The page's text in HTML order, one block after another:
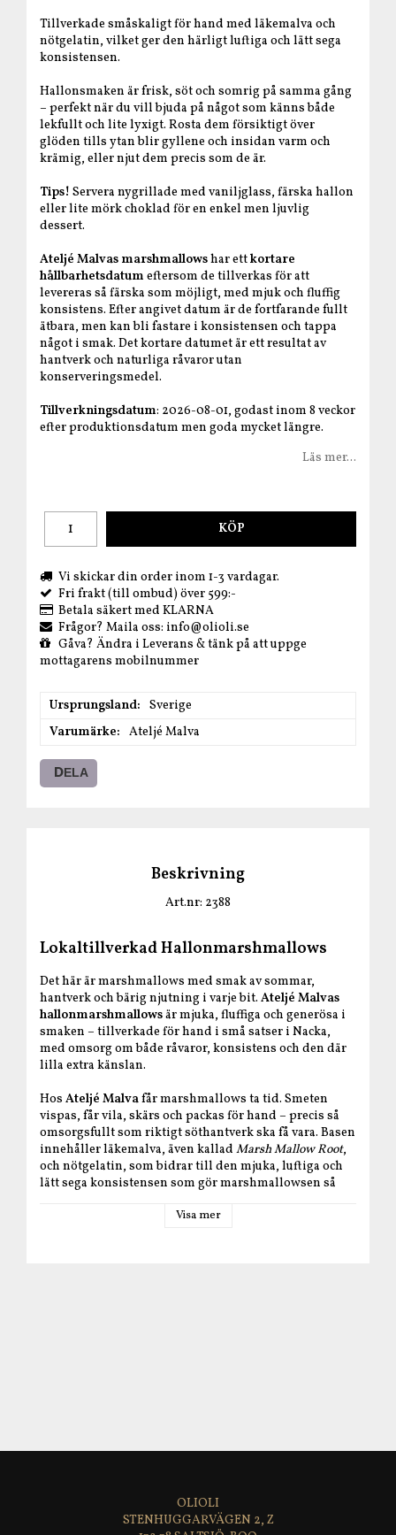
Tillverkade småskaligt för hand med läkemalva och
nötgelatin, vilket ger den härligt luftiga och lätt sega
konsistensen.
Hallonsmaken är frisk, söt och somrig på samma gång
– perfekt när du vill bjuda på något som känns både
lekfullt och lite lyxigt. Rosta dem försiktigt över
glöden tills ytan blir gyllene och insidan varm och
krämig, eller njut dem precis som de är.
Tips! Servera nygrillade med vaniljglass, färska hallon
eller lite mörk choklad för en enkel men ljuvlig
dessert.
Ateljé Malvas marshmallowshar ettkortare
hållbarhetsdatum eftersom de tillverkas för att
levereras så färska som möjligt, med mjuk och fluffig
konsistens. Efter angivet datum är de fortfarande fullt
ätbara, men kan bli fastare i konsistensen och tappa
något i smak. Det kortare datumet är ett resultat av
hantverk och naturliga råvaror utan
konserveringsmedel.
Tillverkningsdatum: 2026-08-01, godast inom 8 veckor
efter produktionsdatum men goda mycket längre.
Läs mer...
KÖP
Vi skickar din order inom 1-3 vardagar.
Fri frakt (till ombud) över 599:-
Betala säkert med KLARNA
Frågor? Maila oss: info@olioli.se
Gåva? Ändra i Leverans & tänk på att uppge
mottagarens mobilnummer
Ursprungsland
Sverige
Varumärke
Ateljé Malva
DELA
Beskrivning
Art.nr: 2388
Lokaltillverkad Hallonmarshmallows
Det här är marshmallows med smak av sommar,
hantverk och bärig njutning i varje bit. Ateljé Malvas
hallonmarshmallowsär mjuka, fluffiga och generösa i
smaken – tillverkade för hand i små satser i Nacka,
med omsorg om både råvaror, konsistens och den där
lilla extra känslan.
Hos Ateljé Malvafår marshmallows ta tid. Smeten
vispas, får vila, skärs och packas för hand – precis så
omsorgsfullt som riktigt söthantverk ska få vara. Basen
innehåller läkemalva, även kallad Marsh Mallow Root,
och nötgelatin, som bidrar till den mjuka, luftiga och
lätt sega konsistensen som gör marshmallowsen så
kan producenten garantera den mjuka, fluffiga och
fortfarande fullt ätbar, men konsistensen kan bli
fastare och smaken förändras något.
Visa mer
OLIOLI
STENHUGGARVÄGEN 2, Z